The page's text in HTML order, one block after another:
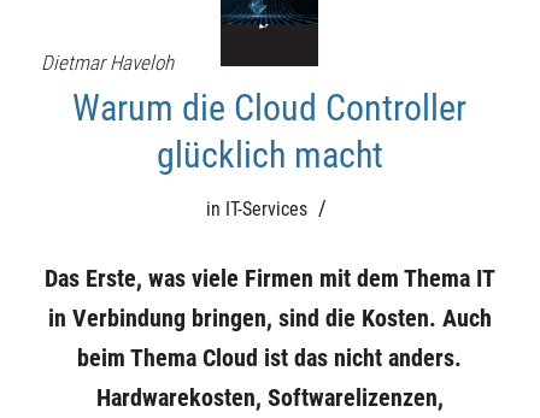
Dietmar Haveloh
Warum die Cloud Controller
glücklich macht
in IT-Services /
Das Erste, was viele Firmen mit dem Thema IT
in Verbindung bringen, sind die Kosten. Auch
beim Thema Cloud ist das nicht anders.
Hardwarekosten, Softwarelizenzen,